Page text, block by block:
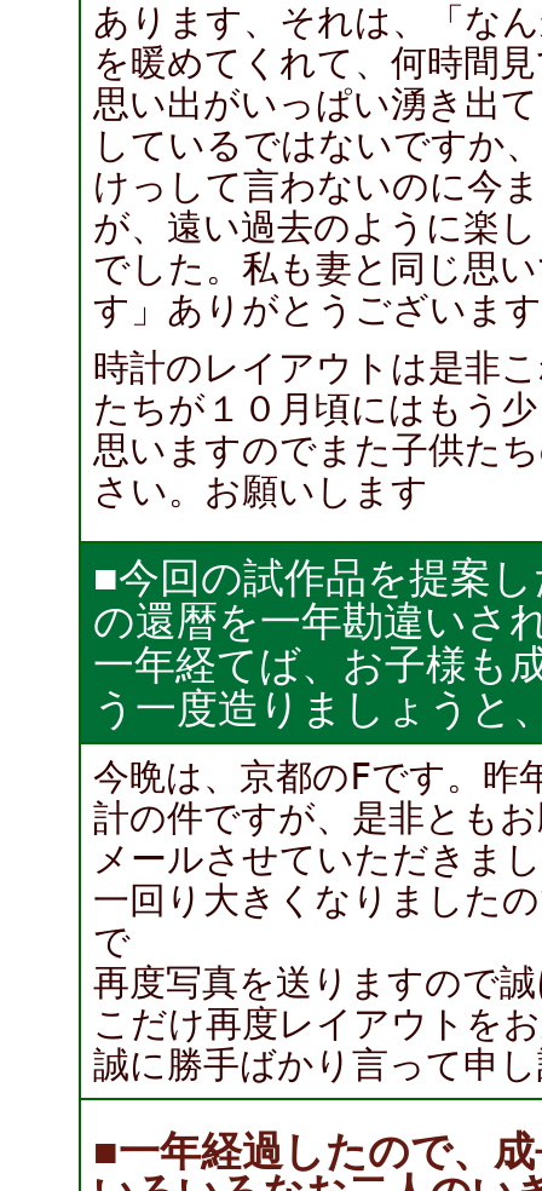
あります、それは、「な
を暖めてくれて、何時間
思い出がいっぱい湧き出
しているではないですか
けっして言わないのに今
が、遠い過去のように楽
でした。私も妻と同じ思
す」ありがとうございま
時計のレイアウトは是非
たちが１０月頃にはもう
思いますのでまた子供た
さい。お願いします
■今回の試作品を提案
の還暦を一年勘違いさ
一年経てば、お子様も
う一度造りましょうと
今晩は、京都のFです。昨
計の件ですが、是非とも
メールさせていただきま
一回り大きくなりました
で
再度写真を送りますので
こだけ再度レイアウトを
誠に勝手ばかり言って申
■一年経過したので、